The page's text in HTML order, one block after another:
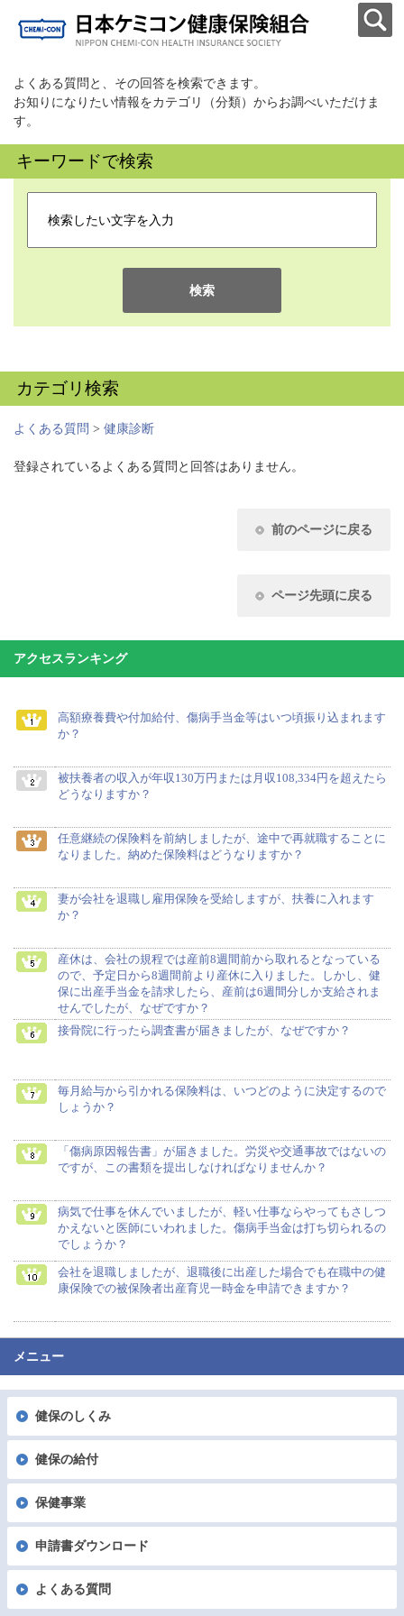
よくある質問と、その回答を検索できます。
お知りになりたい情報をカテゴリ（分類）からお調べいただけま
す。
キーワードで検索
検索
カテゴリ検索
よくある質問 > 健康診断
登録されているよくある質問と回答はありません。
前のページに戻る
ページ先頭に戻る
アクセスランキング
高額療養費や付加給付、傷病手当金等はいつ頃振り込まれます
か？
被扶養者の収入が年収130万円または月収108,334円を超えたら
どうなりますか？
任意継続の保険料を前納しましたが、途中で再就職することに
なりました。納めた保険料はどうなりますか？
妻が会社を退職し雇用保険を受給しますが、扶養に入れます
か？
産休は、会社の規程では産前8週間前から取れるとなっている
ので、予定日から8週間前より産休に入りました。しかし、健
保に出産手当金を請求したら、産前は6週間分しか支給されま
せんでしたが、なぜですか？
接骨院に行ったら調査書が届きましたが、なぜですか？
毎月給与から引かれる保険料は、いつどのように決定するので
しょうか？
「傷病原因報告書」が届きました。労災や交通事故ではないの
ですが、この書類を提出しなければなりませんか？
病気で仕事を休んでいましたが、軽い仕事ならやってもさしつ
かえないと医師にいわれました。傷病手当金は打ち切られるの
でしょうか？
会社を退職しましたが、退職後に出産した場合でも在職中の健
康保険での被保険者出産育児一時金を申請できますか？
メニュー
健保のしくみ
健保の給付
保健事業
申請書ダウンロード
よくある質問